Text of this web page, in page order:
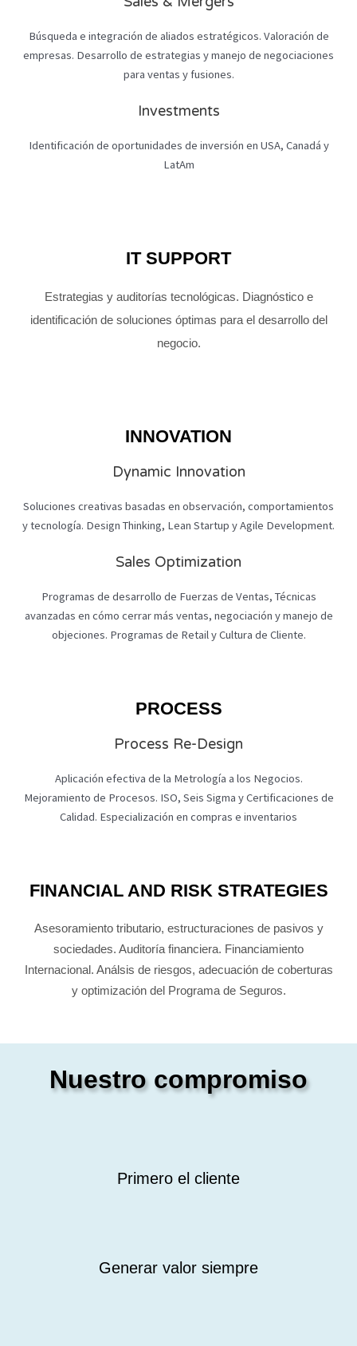
Búsqueda e integración de aliados estratégicos. Valoración de
empresas. Desarrollo de estrategias y manejo de negociaciones
para ventas y fusiones.
Investments
Identificación de oportunidades de inversión en USA, Canadá y
LatAm
IT SUPPORT
Estrategias y auditorías tecnológicas. Diagnóstico e
identificación de soluciones óptimas para el desarrollo del
negocio.
INNOVATION
Dynamic Innovation
Soluciones creativas basadas en observación, comportamientos
y tecnología. Design Thinking, Lean Startup y Agile Development.
Sales Optimization
Programas de desarrollo de Fuerzas de Ventas, Técnicas
avanzadas en cómo cerrar más ventas, negociación y manejo de
objeciones. Programas de Retail y Cultura de Cliente.
PROCESS
Process Re-Design
Aplicación efectiva de la Metrología a los Negocios.
Mejoramiento de Procesos. ISO, Seis Sigma y Certificaciones de
Calidad. Especialización en compras e inventarios
FINANCIAL AND RISK STRATEGIES
Asesoramiento tributario, estructuraciones de pasivos y
sociedades. Auditoría financiera. Financiamiento
Internacional. Análsis de riesgos, adecuación de coberturas
y optimización del Programa de Seguros.
Nuestro compromiso
Primero el cliente
Generar valor siempre